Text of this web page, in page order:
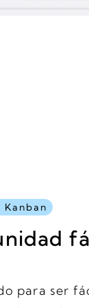
Kanban
para ser